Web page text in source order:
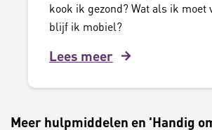
kook ik gezond? Wat als ik moet
blijf ik mobiel?
Lees meer
Meer hulpmiddelen en 'Handig